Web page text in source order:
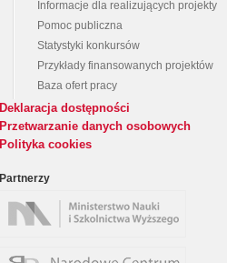
Informacje dla realizujących projekty
Pomoc publiczna
Statystyki konkursów
Przykłady finansowanych projektów
Baza ofert pracy
Deklaracja dostępności
Przetwarzanie danych osobowych
Polityka cookies
Partnerzy